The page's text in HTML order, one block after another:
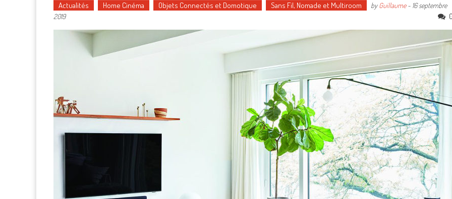
Actualités Home Cinéma Objets Connectés et Domotique Sans Fil, Nomade et Multiroom byGuillaume- 16 septembre
2019